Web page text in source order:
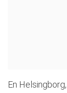
En Helsingborg,